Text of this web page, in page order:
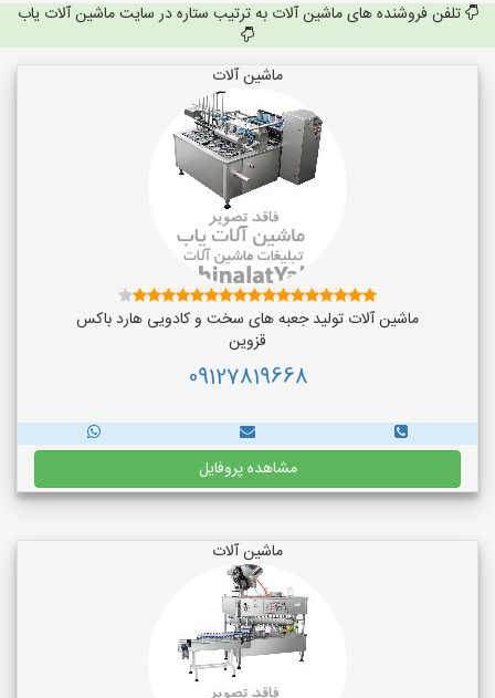
تلفن فروشنده های ماشین آلات به ترتیب ستاره در سایت ماشین آلات یاب
ماشین آلات
ماشین آلات تولید جعبه های سخت و کادویی هارد باکس
قزوین
09127819668
مشاهده پروفایل
ماشین آلات